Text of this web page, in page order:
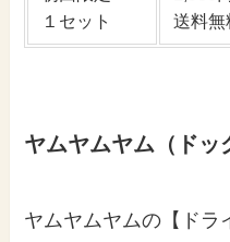
１セット
送料無
ヤムヤムヤム（ドッ
ヤムヤムヤムの【ドラ